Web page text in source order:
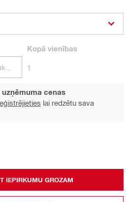
Kopā vienības
1
cenas
lai redzētu sava
IEPIRKUMU GROZAM